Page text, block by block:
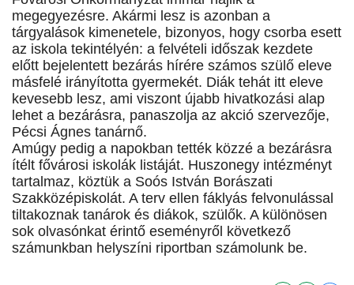
megegyezésre. Akármi lesz is azonban a
tárgyalások kimenetele, bizonyos, hogy csorba esett
az iskola tekintélyén: a felvételi időszak kezdete
előtt bejelentett bezárás hírére számos szülő eleve
másfelé irányította gyermekét. Diák tehát itt eleve
kevesebb lesz, ami viszont újabb hivatkozási alap
lehet a bezárásra, panaszolja az akció szervezője,
Pécsi Ágnes tanárnő.
Amúgy pedig a napokban tették közzé a bezárásra
ítélt fővárosi iskolák listáját. Huszonegy intézményt
tartalmaz, köztük a Soós István Borászati
Szakközépiskolát. A terv ellen fáklyás felvonulással
tiltakoznak tanárok és diákok, szülők. A különösen
sok olvasónkat érintő eseményről következő
számunkban helyszíni riportban számolunk be.